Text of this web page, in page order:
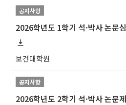
공지사항
보건대학원
공지사항